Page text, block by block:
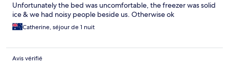
Unfortunately the bed was uncomfortable, the freezer was solid
ice & we had noisy people beside us. Otherwise ok
Catherine, séjour de 1 nuit
Avis vérifié